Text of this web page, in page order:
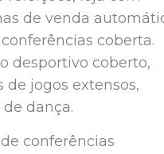
de venda
coberta.
desportivo coberto,
de jogos extensos,
dança.
conferências